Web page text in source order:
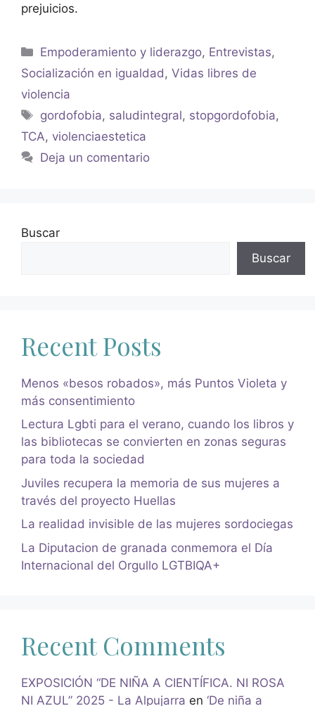
prejuicios.
Empoderamiento y liderazgo, Entrevistas,
Socialización en igualdad , Vidas libres de
violencia
gordofobia, saludintegral, stopgordofobia,
TCA, violenciaestetica
Deja un comentario
Buscar
Buscar
Recent Posts
Menos «besos robados», más Puntos Violeta y
más consentimiento
Lectura Lgbti para el verano, cuando los libros y
las bibliotecas se convierten en zonas seguras
para toda la sociedad
Juviles recupera la memoria de sus mujeres a
través del proyecto Huellas
La realidad invisible de las mujeres sordociegas
La Diputacion de granada conmemora el Día
Internacional del Orgullo LGTBIQA+
Recent Comments
EXPOSICIÓN “DE NIÑA A CIENTÍFICA. NI ROSA
NI AZUL” 2025 - La Alpujarra en ‘De niña a